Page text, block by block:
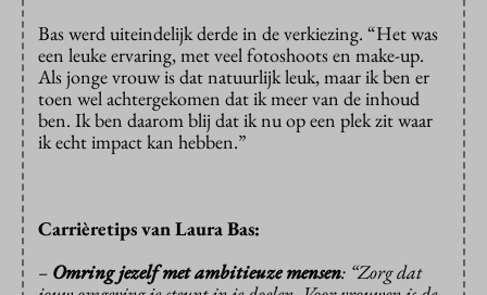
Bas werd uiteindelijk derde in de verkiezing. “Het was
een leuke ervaring, met veel fotoshoots en make-up.
Als jonge vrouw is dat natuurlijk leuk, maar ik ben er
toen wel achtergekomen dat ik meer van de inhoud
ben. Ik ben daarom blij dat ik nu op een plek zit waar
ik echt impact kan hebben.”
Carrièretips van Laura Bas:
– Omring jezelf met ambitieuze mensen: “Zorg dat